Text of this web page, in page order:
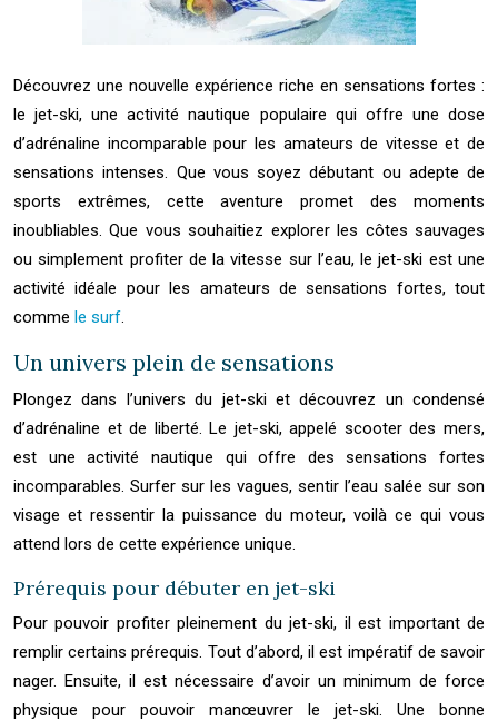
Découvrez une nouvelle expérience riche en sensations fortes :
le jet-ski, une activité nautique populaire qui offre une dose
d’adrénaline incomparable pour les amateurs de vitesse et de
sensations intenses. Que vous soyez débutant ou adepte de
sports extrêmes, cette aventure promet des moments
inoubliables. Que vous souhaitiez explorer les côtes sauvages
ou simplement profiter de la vitesse sur l’eau, le jet-ski est une
activité idéale pour les amateurs de sensations fortes, tout
comme le surf.
Un univers plein de sensations
Plongez dans l’univers du jet-ski et découvrez un condensé
d’adrénaline et de liberté. Le jet-ski, appelé scooter des mers,
est une activité nautique qui offre des sensations fortes
incomparables. Surfer sur les vagues, sentir l’eau salée sur son
visage et ressentir la puissance du moteur, voilà ce qui vous
attend lors de cette expérience unique.
Prérequis pour débuter en jet-ski
Pour pouvoir profiter pleinement du jet-ski, il est important de
remplir certains prérequis. Tout d’abord, il est impératif de savoir
nager. Ensuite, il est nécessaire d’avoir un minimum de force
physique pour pouvoir manœuvrer le jet-ski. Une bonne